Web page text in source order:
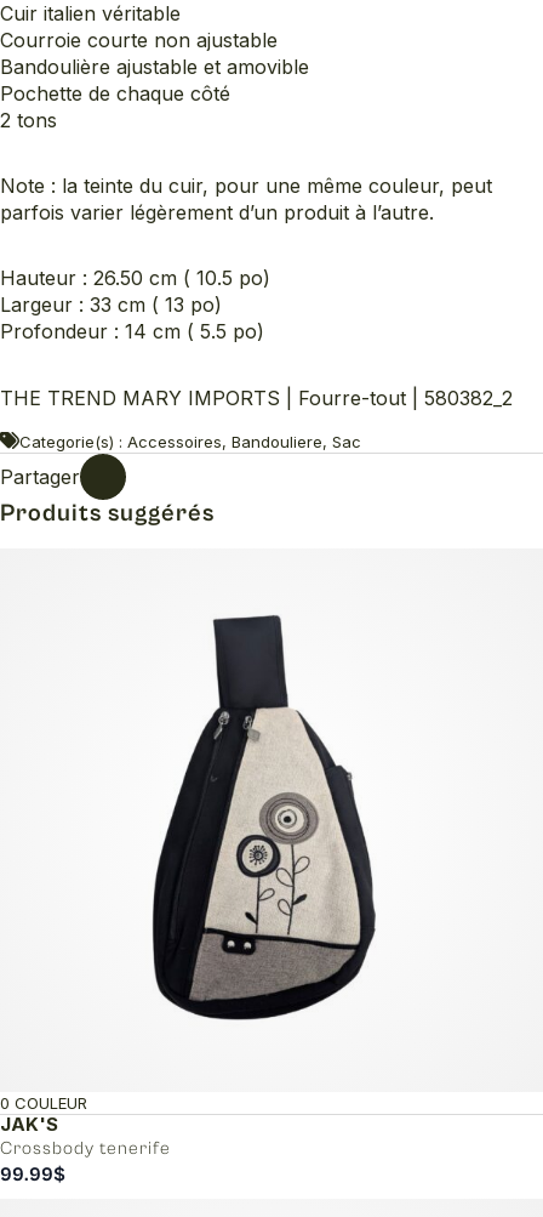
Cuir italien véritable
Courroie courte non ajustable
Bandoulière ajustable et amovible
Pochette de chaque côté
2 tons
Note : la teinte du cuir, pour une même couleur, peut
parfois varier légèrement d’un produit à l’autre.
Hauteur : 26.50 cm ( 10.5 po)
Largeur : 33 cm ( 13 po)
Profondeur : 14 cm ( 5.5 po)
THE TREND MARY IMPORTS | Fourre-tout | 580382_2
Categorie(s) : Accessoires, Bandouliere, Sac
Partager
Produits suggérés
JAK'S
Crossbody tenerife
0 COULEUR
99.99$